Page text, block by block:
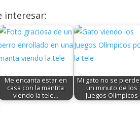
interesar:
Me encanta estar en
casa con la mantita
viendo la tele...
Mi gato no se
un minuto de los
Juegos Olímpicos